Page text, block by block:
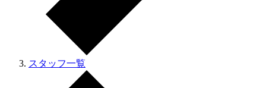
スタッフ一覧